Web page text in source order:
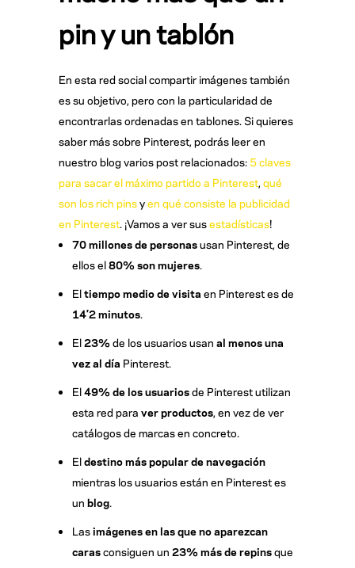
pin y un tablón
En esta red social compartir imágenes también
es su objetivo, pero con la particularidad de
encontrarlas ordenadas en tablones. Si quieres
saber más sobre Pinterest, podrás leer en
nuestro blog varios post relacionados: 5 claves
para sacar el máximo partido a Pinterest,qué
son los rich pinsyen qué consiste la publicidad
en Pinterest. ¡Vamos a ver susestadísticas!
70 millones de personasusan Pinterest, de
ellos el80% son mujeres.
Eltiempo medio de visita en Pinterest es de
14’2 minutos.
El23%de los usuarios usan al menos una
vez al día Pinterest.
El49% de los usuariosde Pinterest utilizan
esta red para ver productos, en vez de ver
catálogos de marcas en concreto.
Eldestino más popular de navegación
mientras los usuarios están en Pinterest es
un blog.
Lasimágenes en las que no aparezcan
carasconsiguen un 23% más de repinsque